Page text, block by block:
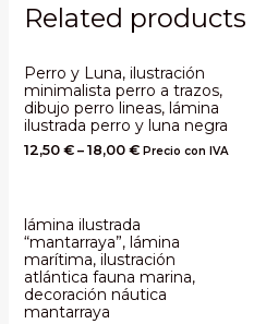
Related products
Perro y Luna, ilustración
minimalista perro a trazos,
dibujo perro lineas, lámina
ilustrada perro y luna negra
12,50 €– 18,00 € Precio con IVA
lámina ilustrada
“mantarraya”, lámina
marítima, ilustración
atlántica fauna marina,
decoración náutica
mantarraya